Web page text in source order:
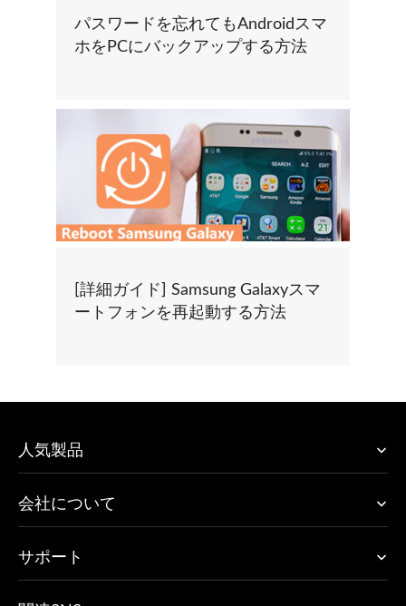
パスワードを忘れてもAndroidスマ
ホをPCにバックアップする方法
[詳細ガイド] Samsung Galaxyスマ
ートフォンを再起動する方法
人気製品
会社について
サポート